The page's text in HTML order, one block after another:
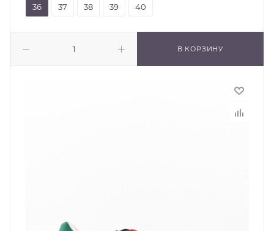
В КОРЗИНУ
36 37 38 39 40